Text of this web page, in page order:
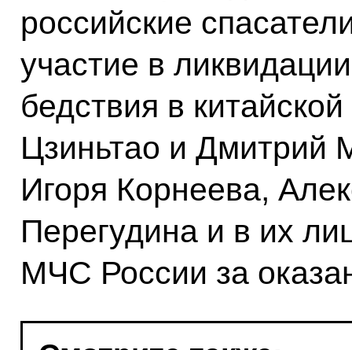
российские
участие в
бедствия в
Цзиньтао и Дмитрий
Игоря Корнеева,
Перегудина и в их
МЧС России за